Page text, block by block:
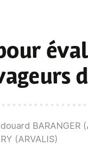
BARANGER
(ARVALIS)